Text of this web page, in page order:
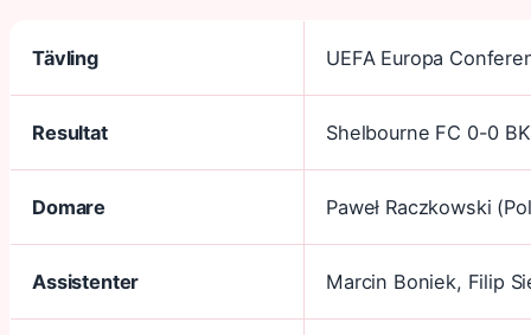
Tävling UEFA Europa
Resultat Shelbourne FC 0-0
Domare Paweł Raczkowski
Assistenter Marcin Boniek, Filip